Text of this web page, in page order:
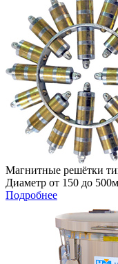
Магнитные решётки
Диаметр от 150 до
Подробнее